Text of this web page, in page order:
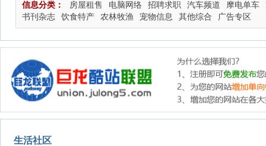
信息分类：
房屋租售 电脑网络 招聘求职 汽车频道 摩电单车
书刊杂志
饮食特产 农林牧渔 宠物信息 其他综合 广告专区
生活社区